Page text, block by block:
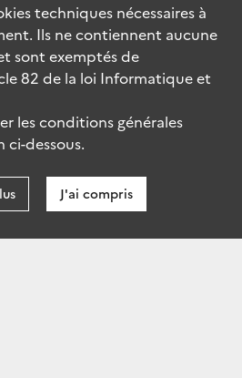
techniques nécessaires à
Ils ne contiennent aucune
sont exemptés de
82 de la loi Informatique et
les conditions générales
ci-dessous.
J'ai compris